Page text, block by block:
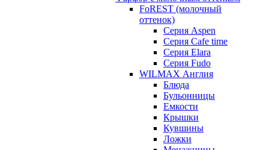
FoREST (молочный
оттенок)
Серия Aspen
Серия Cafe time
Серия Elara
Серия Fudo
WILMAX Англия
Блюда
Бульонницы
Емкости
Крышки
Кувшины
Ложки